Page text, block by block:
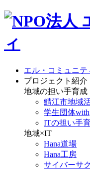
エル・コミュニテ
プロジェクト紹介
地域の担い手育成
鯖江市地域
学生団体with
ITの担い手
地域×IT
Hana道場
Hana工房
サイバーサ